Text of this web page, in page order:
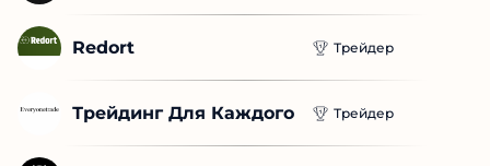
Redort Трейдер
Трейдинг Для Каждого Трейдер